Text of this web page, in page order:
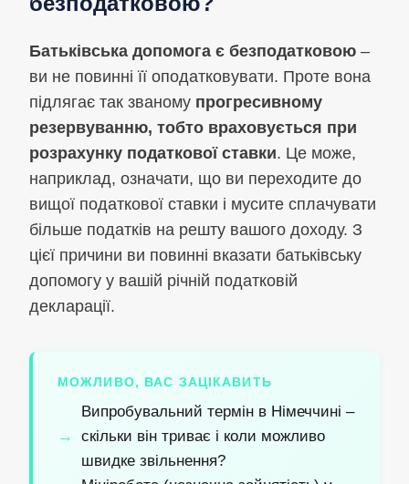
Батьківська допомога є безподатковою –
ви не повинні її оподатковувати. Проте вона
підлягає так званому прогресивному
резервуванню, тобто враховується при
розрахунку податкової ставки. Це може,
наприклад, означати, що ви переходите до
вищої податкової ставки і мусите сплачувати
більше податків на решту вашого доходу. З
цієї причини ви повинні вказати батьківську
допомогу у вашій річній податковій
декларації.
МОЖЛИВО, ВАС ЗАЦІКАВИТЬ
Випробувальний термін в Німеччині –
скільки він триває і коли можливо
швидке звільнення?